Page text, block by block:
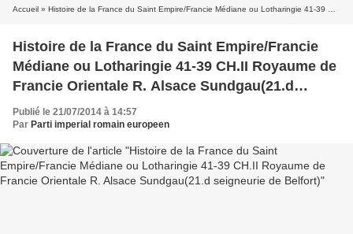
Accueil » Histoire de la France du Saint Empire/Francie Médiane ou Lotharingie 41-39 CH.II Royaume de Francie Orientale R. Alsace Sundgau(21.d seigneurie de Belfort)
Histoire de la France du Saint Empire/Francie
Médiane ou Lotharingie 41-39 CH.II Royaume de
Francie Orientale R. Alsace Sundgau(21.d
seigneurie de Belfort)
Publié le 21/07/2014 à 14:57
Par Parti imperial romain europeen